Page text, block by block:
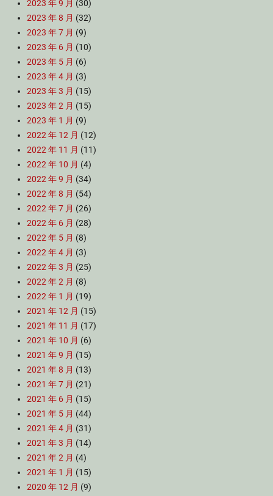
2023 年 9 月 (30)
2023 年 8 月 (32)
2023 年 7 月 (9)
2023 年 6 月 (10)
2023 年 5 月 (6)
2023 年 4 月 (3)
2023 年 3 月 (15)
2023 年 2 月 (15)
2023 年 1 月 (9)
2022 年 12 月 (12)
2022 年 11 月 (11)
2022 年 10 月 (4)
2022 年 9 月 (34)
2022 年 8 月 (54)
2022 年 7 月 (26)
2022 年 6 月 (28)
2022 年 5 月 (8)
2022 年 4 月 (3)
2022 年 3 月 (25)
2022 年 2 月 (8)
2022 年 1 月 (19)
2021 年 12 月 (15)
2021 年 11 月 (17)
2021 年 10 月 (6)
2021 年 9 月 (15)
2021 年 8 月 (13)
2021 年 7 月 (21)
2021 年 6 月 (15)
2021 年 5 月 (44)
2021 年 4 月 (31)
2021 年 3 月 (14)
2021 年 2 月 (4)
2021 年 1 月 (15)
2020 年 12 月 (9)